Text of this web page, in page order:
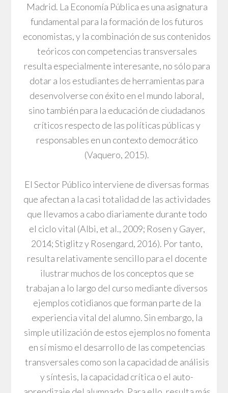
Madrid. La Economía Pública es una asignatura
fundamental para la formación de los futuros
economistas, y la combinación de sus contenidos
teóricos con competencias transversales
resulta especialmente interesante, no sólo para
dotar a los estudiantes de herramientas para
desenvolverse con éxito en el mundo laboral,
sino también para la educación de ciudadanos
críticos respecto de las políticas públicas y
responsables en un contexto democrático
(Vaquero, 2015).
El Sector Público interviene de diversas formas
que afectan a la casi totalidad de las actividades
que llevamos a cabo diariamente durante todo
el ciclo vital (Albi, et al., 2009; Rosen y Gayer,
2014; Stiglitz y Rosengard, 2016). Por tanto,
resulta relativamente sencillo para el docente
ilustrar muchos de los conceptos que se
trabajan a lo largo del curso mediante diversos
ejemplos cotidianos que forman parte de la
experiencia vital del alumno. Sin embargo, la
simple utilización de estos ejemplos no fomenta
en sí mismo el desarrollo de las competencias
transversales como son la capacidad de análisis
y síntesis, la capacidad crítica o el auto-